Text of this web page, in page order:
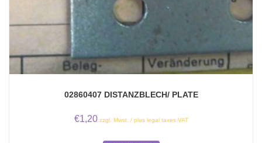
02860407 DISTANZBLECH/ PLATE
€1,20 zzgl. Mwst. / plus legal taxes VAT